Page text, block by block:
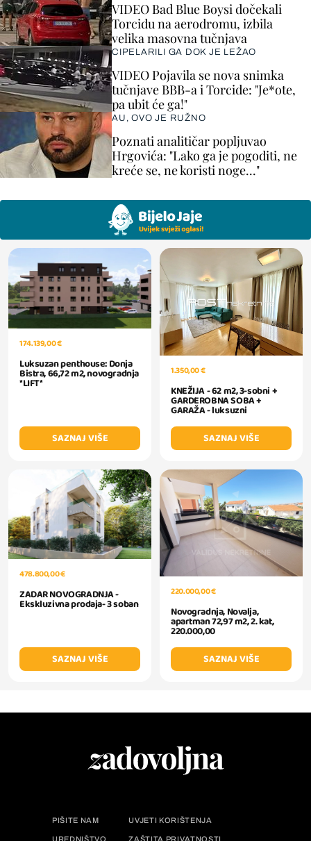
VIDEO Bad Blue Boysi dočekali
Torcidu na aerodromu, izbila
velika masovna tučnjava
CIPELARILI GA DOK JE LEŽAO
VIDEO Pojavila se nova snimka
tučnjave BBB-a i Torcide: "Je*ote,
pa ubit će ga!"
AU, OVO JE RUŽNO
Poznati analitičar popljuvao
Hrgovića: "Lako ga je pogoditi, ne
kreće se, ne koristi noge..."
174.139,00 €
Luksuzan penthouse: Donja
Bistra, 66,72 m2, novogradnja
*LIFT*
SAZNAJ VIŠE
1.350,00 €
KNEŽIJA - 62 m2, 3-sobni +
GARDEROBNA SOBA +
GARAŽA - luksuzni
SAZNAJ VIŠE
478.800,00 €
ZADAR NOVOGRADNJA -
Ekskluzivna prodaja- 3 soban
SAZNAJ VIŠE
220.000,00 €
Novogradnja, Novalja,
apartman 72,97 m2, 2. kat,
220.000,00
SAZNAJ VIŠE
PIŠITE NAM UVJETI KORIŠTENJA
UREDNIŠTVO ZAŠTITA PRIVATNOSTI